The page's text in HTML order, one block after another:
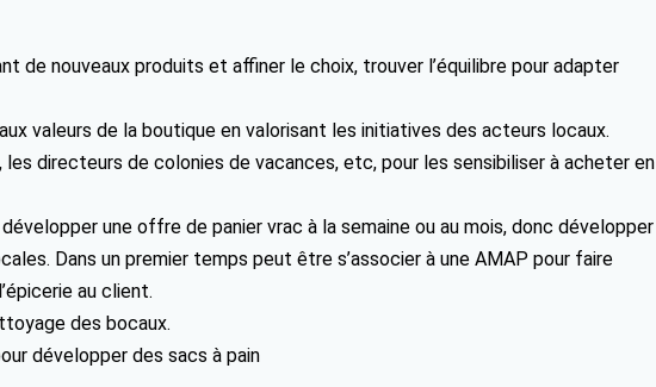
de nouveaux produits et affiner le choix, trouver l’équilibre pour adapter
valeurs de la boutique en valorisant les initiatives des acteurs locaux.
directeurs de colonies de vacances, etc, pour les sensibiliser à acheter en
une offre de panier vrac à la semaine ou au mois, donc développer
Dans un premier temps peut être s’associer à une AMAP pour faire
au client.
des bocaux.
développer des sacs à pain